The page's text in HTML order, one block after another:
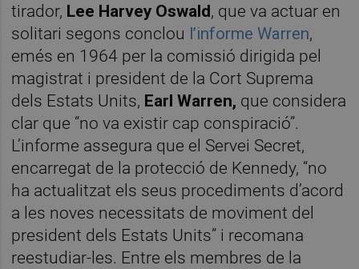
tirador, Lee Harvey Oswald, que va actuar en
solitari segons conclou l’informe Warren,
emés en 1964 per la comissió dirigida pel
magistrat i president de la Cort Suprema
dels Estats Units, Earl Warren, que considera
clar que “no va existir cap conspiració”.
L’informe assegura que el Servei Secret,
encarregat de la protecció de Kennedy, “no
ha actualitzat els seus procediments d’acord
a les noves necessitats de moviment del
president dels Estats Units” i recomana
reestudiar-les. Entre els membres de la